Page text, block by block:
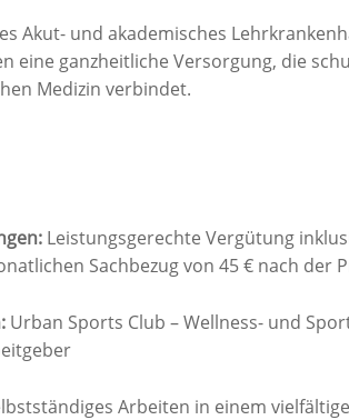
Akut- und akademisches
eine ganzheitliche Versorgung, die
Medizin verbindet.
Leistungsgerechte Vergütung
Sachbezug von 45 € nach der
Urban Sports Club – Wellness- und
Arbeiten in einem